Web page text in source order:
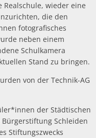
Realschule, wieder eine
die den
fotografisches
neben einem
Schulkamera
Stand zu bringen.
von der Technik-AG
der Städtischen
Schleiden
Stiftungszwecks